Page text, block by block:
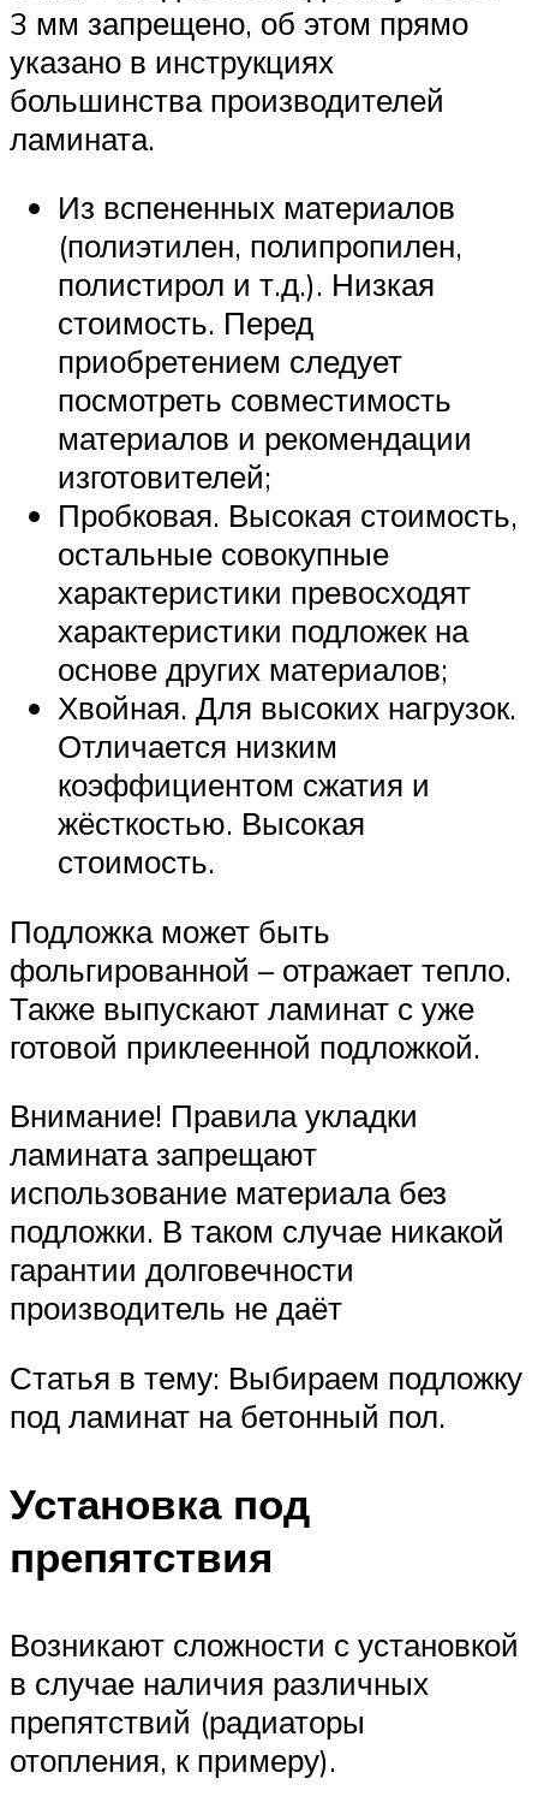
3 мм запрещено, об этом прямо
указано в инструкциях
большинства производителей
ламината.
Из вспененных материалов
(полиэтилен, полипропилен,
полистирол и т.д.). Низкая
стоимость. Перед
приобретением следует
посмотреть совместимость
материалов и рекомендации
изготовителей;
Пробковая. Высокая стоимость,
остальные совокупные
характеристики превосходят
характеристики подложек на
основе других материалов;
Хвойная. Для высоких нагрузок.
Отличается низким
коэффициентом сжатия и
жёсткостью. Высокая
стоимость.
Подложка может быть
фольгированной – отражает тепло.
Также выпускают ламинат с уже
готовой приклеенной подложкой.
Внимание! Правила укладки
ламината запрещают
использование материала без
подложки. В таком случае никакой
гарантии долговечности
производитель не даёт
Статья в тему: Выбираем подложку
под ламинат на бетонный пол.
Установка под
препятствия
Возникают сложности с установкой
в случае наличия различных
препятствий (радиаторы
отопления, к примеру).